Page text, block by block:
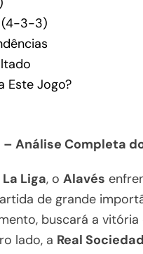
(4-3-3)
Este Jogo?
– Análise Completa
La Liga, o Alavés
de grande
buscará a
lado, a Real Sociedad